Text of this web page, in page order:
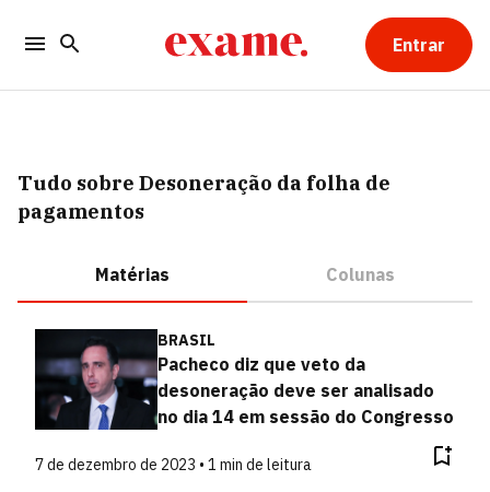
Entrar
Tudo sobre Desoneração da folha de
pagamentos
Matérias Colunas
BRASIL
Pacheco diz que veto da
desoneração deve ser analisado
no dia 14 em sessão do Congresso
7 de dezembro de 2023 • 1 min de leitura